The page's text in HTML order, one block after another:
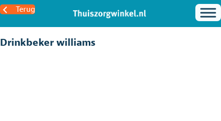
Terug
Drinkbeker williams